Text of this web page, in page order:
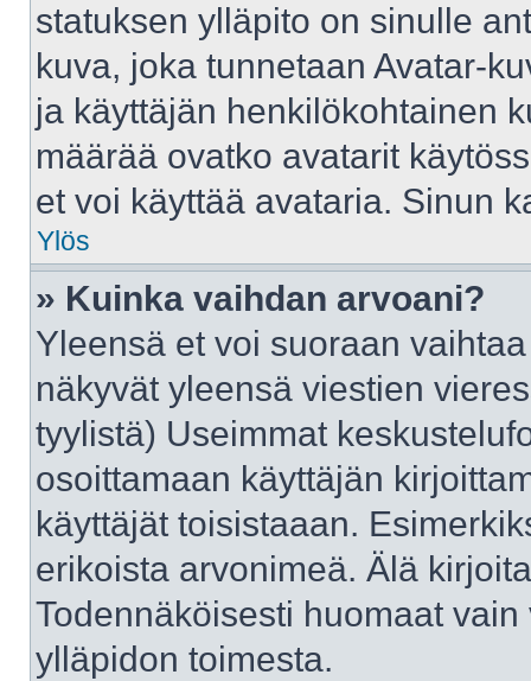
statuksen ylläpito on sinulle
kuva, joka tunnetaan Avatar-
ja käyttäjän henkilökohtainen
määrää ovatko avatarit
et voi käyttää avataria. Sinun
Ylös
» Kuinka vaihdan arvoani?
Yleensä et voi suoraan
näkyvät yleensä viestien
tyylistä) Useimmat
osoittamaan käyttäjän
käyttäjät toisistaaan.
erikoista arvonimeä. Älä
Todennäköisesti huomaat
ylläpidon toimesta.